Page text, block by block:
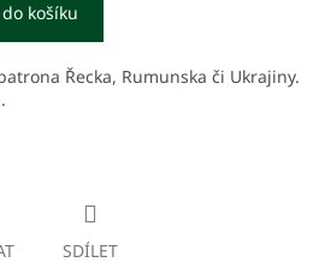
košíku
Řecka, Rumunska či Ukrajiny.
SDÍLET